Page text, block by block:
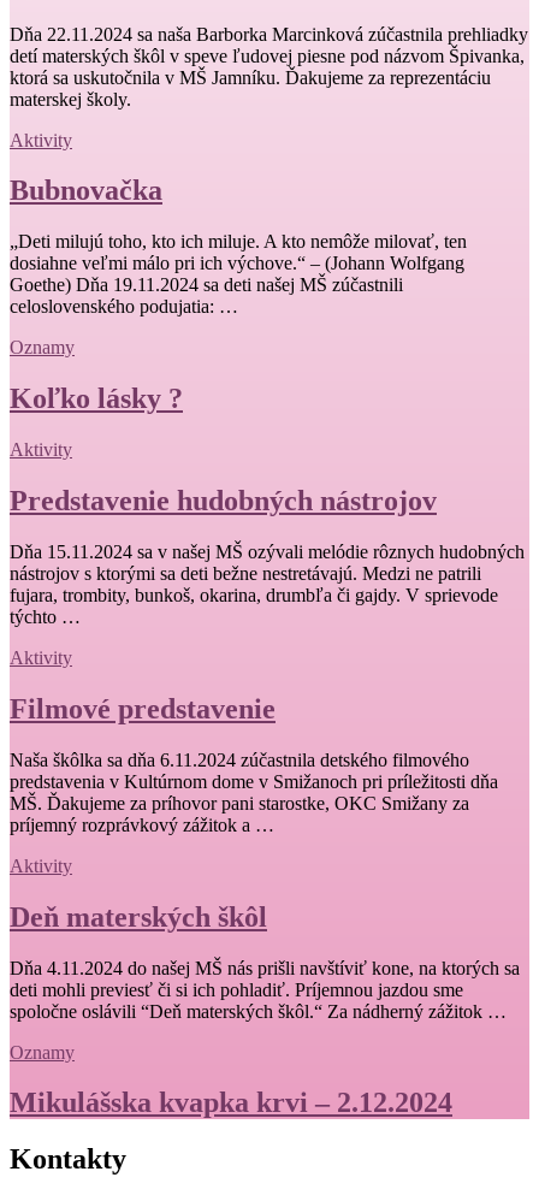
Dňa 22.11.2024 sa naša Barborka Marcinková zúčastnila prehliadky
detí materských škôl v speve ľudovej piesne pod názvom Špivanka,
ktorá sa uskutočnila v MŠ Jamníku. Ďakujeme za reprezentáciu
materskej školy.
Aktivity
Bubnovačka
„Deti milujú toho, kto ich miluje. A kto nemôže milovať, ten
dosiahne veľmi málo pri ich výchove.“ – (Johann Wolfgang
Goethe) Dňa 19.11.2024 sa deti našej MŠ zúčastnili
celoslovenského podujatia: …
Oznamy
Koľko lásky ?
Aktivity
Predstavenie hudobných nástrojov
Dňa 15.11.2024 sa v našej MŠ ozývali melódie rôznych hudobných
nástrojov s ktorými sa deti bežne nestretávajú. Medzi ne patrili
fujara, trombity, bunkoš, okarina, drumbľa či gajdy. V sprievode
týchto …
Aktivity
Filmové predstavenie
Naša škôlka sa dňa 6.11.2024 zúčastnila detského filmového
predstavenia v Kultúrnom dome v Smižanoch pri príležitosti dňa
MŠ. Ďakujeme za príhovor pani starostke, OKC Smižany za
príjemný rozprávkový zážitok a …
Aktivity
Deň materských škôl
Dňa 4.11.2024 do našej MŠ nás prišli navštíviť kone, na ktorých sa
deti mohli previesť či si ich pohladiť. Príjemnou jazdou sme
spoločne oslávili “Deň materských škôl.“ Za nádherný zážitok …
Oznamy
Mikulášska kvapka krvi – 2.12.2024
Kontakty